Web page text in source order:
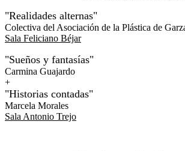
"Realidades alternas"
Colectiva del Asociación de la Plástica de
Sala Feliciano Béjar
"Sueños y fantasías"
Carmina Guajardo
+
"Historias contadas"
Marcela Morales
Sala Antonio Trejo